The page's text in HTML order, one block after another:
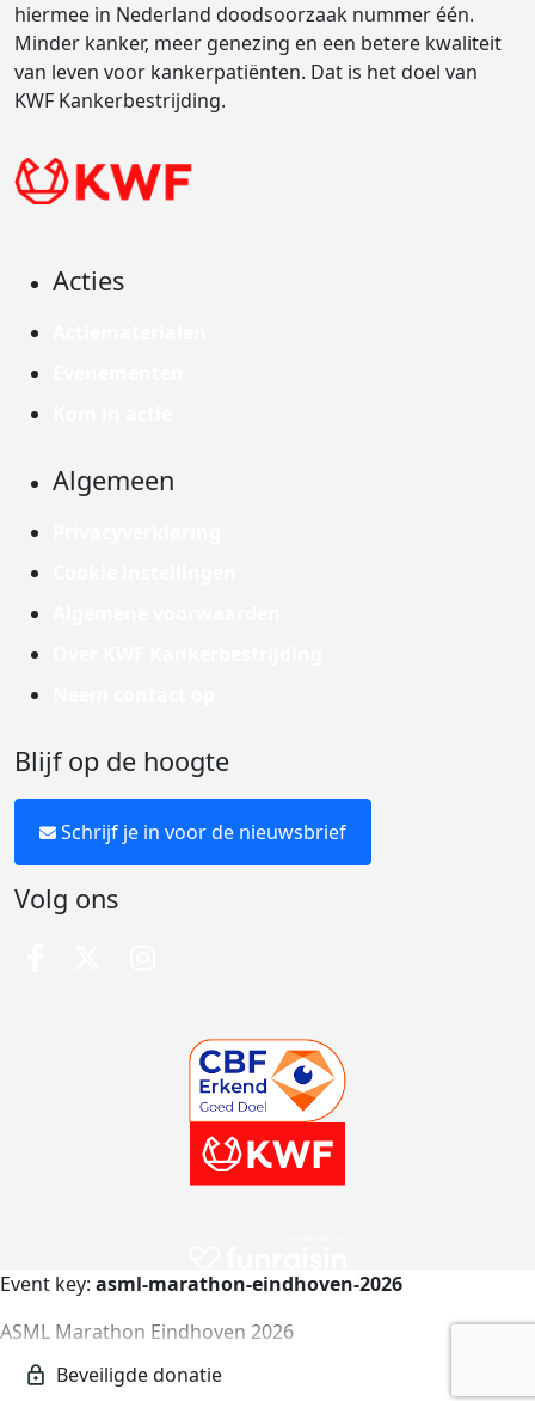
hiermee in Nederland doodsoorzaak nummer één.
Minder kanker, meer genezing en een betere kwaliteit
van leven voor kankerpatiënten. Dat is het doel van
KWF Kankerbestrijding.
Acties
Algemeen
Blijf op de hoogte
Schrijf je in voor de nieuwsbrief
Volg ons
Event key: asml-marathon-eindhoven-2026
ASML Marathon Eindhoven 2026
asml-marathon-eindhoven-2026